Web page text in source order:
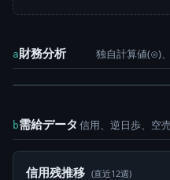
a財務分析 独自計算値(⊙)
b需給データ 信用、逆日歩、空
信用残推移 (直近12週)